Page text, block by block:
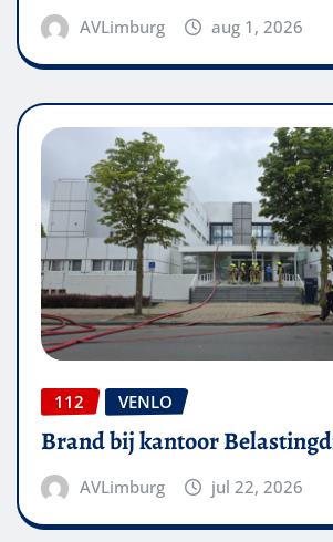
AVLimburg aug 1, 2026
112 VENLO
Brand bij kantoor
AVLimburg jul 22, 2026